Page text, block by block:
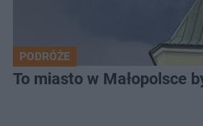
PODRÓŻE
To miasto w Małopolsce